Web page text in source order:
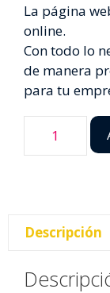
La página
online.
Con todo lo
de manera
para tu
Descripción